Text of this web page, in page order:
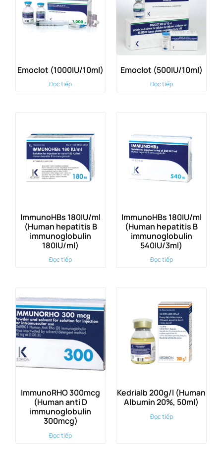
Emoclot (1000IU/10ml)
Đọc tiếp
Emoclot (500IU/10ml)
Đọc tiếp
ImmunoHBs 180IU/ml
(Human hepatitis B
immunoglobulin
180IU/ml)
Đọc tiếp
ImmunoHBs 180IU/ml
(Human hepatitis B
immunoglobulin
540IU/3ml)
Đọc tiếp
ImmunoRHO 300mcg
(Human anti D
immunoglobulin
300mcg)
Đọc tiếp
Kedrialb 200g/l (Human
Albumin 20%, 50ml)
Đọc tiếp